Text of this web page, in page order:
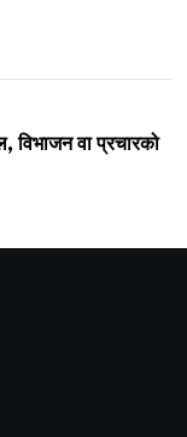
विभाजन वा प्रचारको